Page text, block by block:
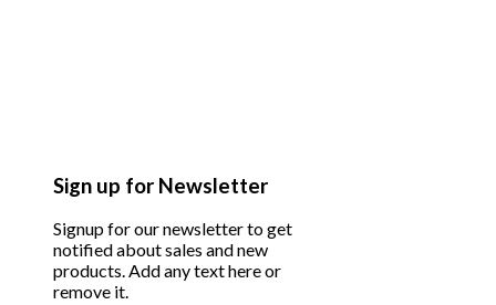
Sign up for Newsletter
Signup for our newsletter to get
notified about sales and new
products. Add any text here or
remove it.